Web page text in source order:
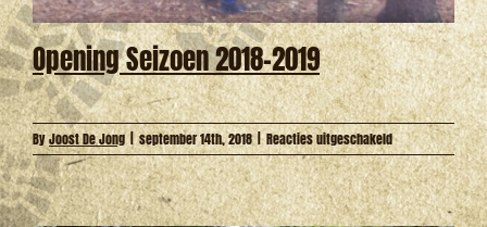
Opening Seizoen 2018-2019
ByJoost De Jong september 14th, 2018 | Reacties uitgeschakeldvoor
Opening
Seizoen
2018-
2019